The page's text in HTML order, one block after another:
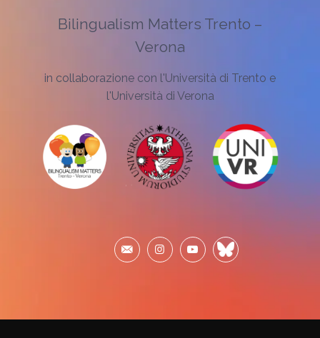
Bilingualism Matters Trento –
Verona
in collaborazione con l'Università di Trento e
l'Università di Verona